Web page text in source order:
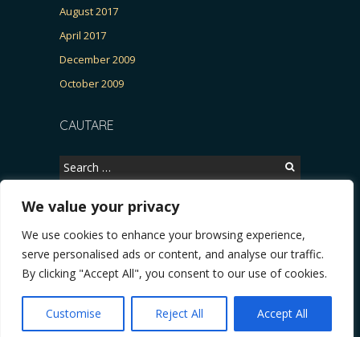
We value your privacy
We use cookies to enhance your browsing experience,
serve personalised ads or content, and analyse our traffic.
By clicking "Accept All", you consent to our use of cookies.
Customise Reject All Accept All
August 2017
April 2017
December 2009
October 2009
CAUTARE
Search
for:
Copyright © 2026, CERTITUDINEA.
Patria, parlamentarele și presa
* VIDEO. Viata lui Eminescu (Necenzurat).
Themes